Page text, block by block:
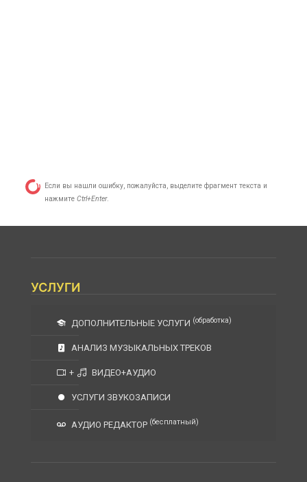
Если вы нашли ошибку, пожалуйста, выделите фрагмент текста и
нажмите Ctrl+Enter.
УСЛУГИ
ДОПОЛНИТЕЛЬНЫЕ УСЛУГИ (обработка)
АНАЛИЗ МУЗЫКАЛЬНЫХ ТРЕКОВ
+ ВИДЕО+АУДИО
УСЛУГИ ЗВУКОЗАПИСИ
АУДИО РЕДАКТОР (бесплатный)